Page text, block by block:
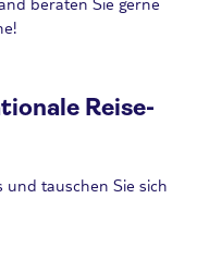
Reise-
tauschen Sie sich